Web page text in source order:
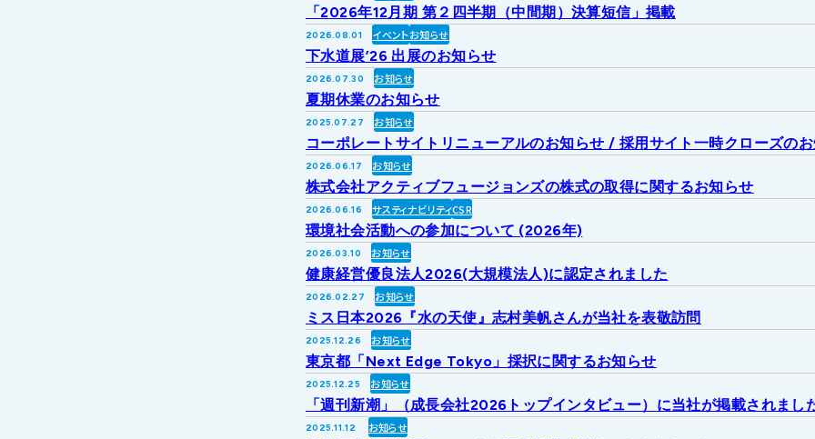
「2026年12月期 第２四半期（中間期）決算短信」掲載
2026.08.01 イベントお知らせ
下水道展’26 出展のお知らせ
2026.07.30 お知らせ
夏期休業のお知らせ
2025.07.27 お知らせ
コーポレートサイトリニューアルのお知らせ / 採用サイト一時クローズの
2026.06.17 お知らせ
株式会社アクティブフュージョンズの株式の取得に関するお知らせ
2026.06.16 サスティナビリティCSR
環境社会活動への参加について (2026年)
2026.03.10 お知らせ
健康経営優良法人2026(大規模法人)に認定されました
2026.02.27 お知らせ
ミス日本2026『水の天使』志村美帆さんが当社を表敬訪問
2025.12.26 お知らせ
東京都「Next Edge Tokyo」採択に関するお知らせ
2025.12.25 お知らせ
「週刊新潮」（成長会社2026トップインタビュー）に当社が掲載されまし
2025.11.12 お知らせ